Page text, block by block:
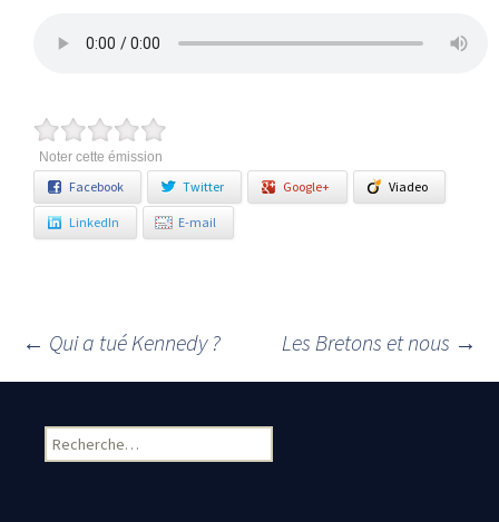
Noter cette émission
Facebook Twitter Google+ Viadeo
LinkedIn E-mail
Navigation des articles
← Qui a tué Kennedy ? Les Bretons et nous →
Rechercher :